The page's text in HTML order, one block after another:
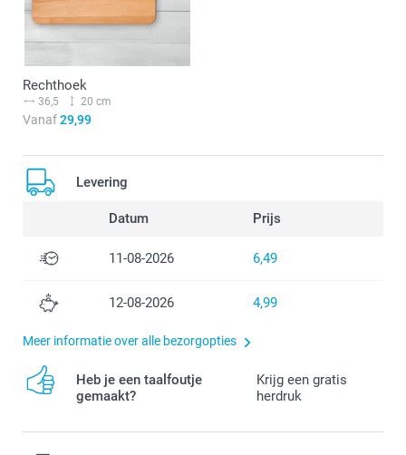
Rechthoek
36,5 20 cm
Vanaf29,99
Levering
Datum Prijs
11-08-2026 6,49
12-08-2026 4,99
Meer informatie over alle bezorgopties
Heb je een taalfoutje
gemaakt?
Krijg een gratis
herdruk